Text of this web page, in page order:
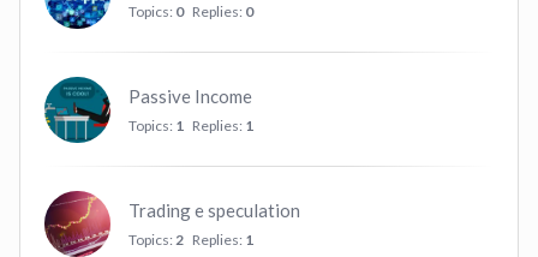
Topics: 0 Replies: 0
Passive Income
Topics: 1 Replies: 1
Trading e speculation
Topics: 2 Replies: 1